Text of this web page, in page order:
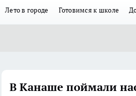
Лето в городе Готовимся к школе
В Канаше поймали